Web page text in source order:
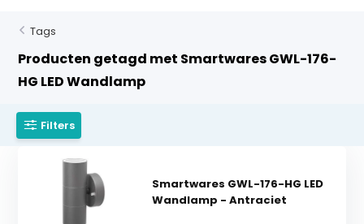
Tags
Producten getagd met Smartwares GWL-176-
HG LED Wandlamp
Filters
Smartwares GWL-176-HG LED
Wandlamp - Antraciet